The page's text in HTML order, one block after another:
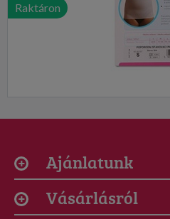
Raktáron
Ajánlatunk
Vásárlásról